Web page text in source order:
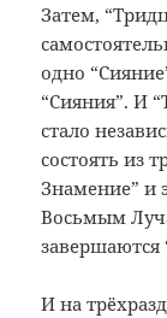
Затем,
одно
“Сияния”. И
стало
состоять из
Знамение” и
Восьмым
И на